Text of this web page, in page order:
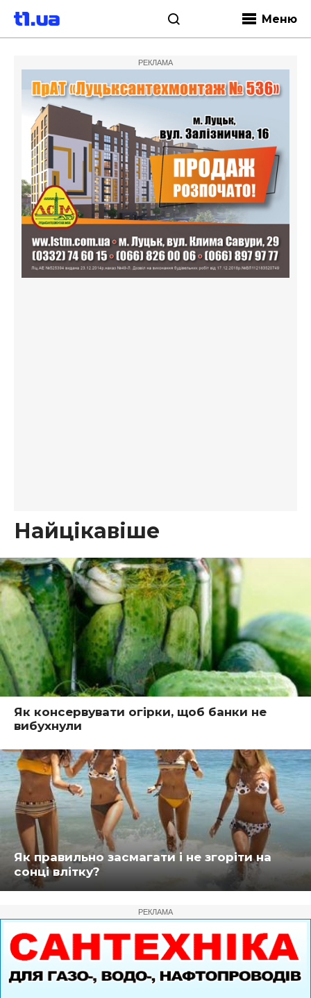
Меню
РЕКЛАМА
Найцікавіше
Як консервувати огірки, щоб банки не
вибухнули
Як правильно засмагати і не згоріти на
сонці влітку?
РЕКЛАМА